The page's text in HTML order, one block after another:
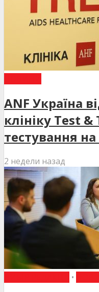
ANF Україна
клініку Test
тестування на
2 недели назад
•